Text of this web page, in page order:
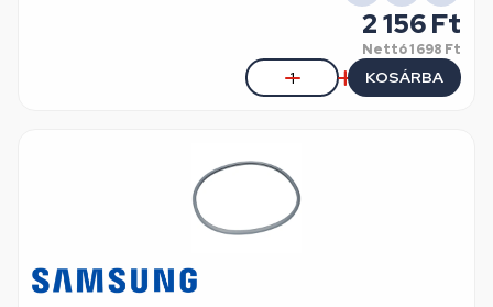
2 156 Ft
Nettó1 698 Ft
KOSÁRBA